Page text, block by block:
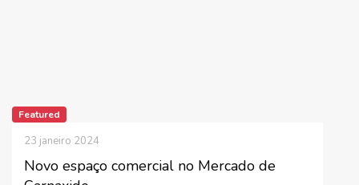
Featured
Novo espaço comercial no Mercado de
23 janeiro 2024